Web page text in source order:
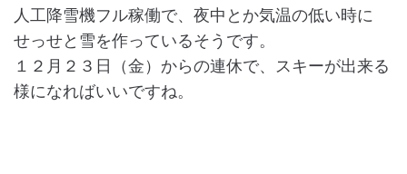
人工降雪機フル稼働で、夜中とか気温の低い時に
せっせと雪を作っているそうです。
１２月２３日（金）からの連休で、スキーが出来る
様になればいいですね。